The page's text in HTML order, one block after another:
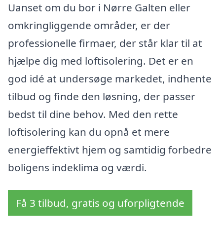
Uanset om du bor i Nørre Galten eller
omkringliggende områder, er der
professionelle firmaer, der står klar til at
hjælpe dig med loftisolering. Det er en
god idé at undersøge markedet, indhente
tilbud og finde den løsning, der passer
bedst til dine behov. Med den rette
loftisolering kan du opnå et mere
energieffektivt hjem og samtidig forbedre
boligens indeklima og værdi.
Få 3 tilbud, gratis og uforpligtende